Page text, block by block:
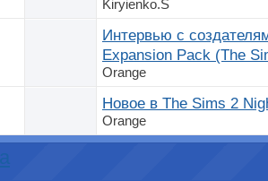
Kiryienko.S
Интервью с
Expansion Pack (The
Orange
Новое в The Sims 2
Orange